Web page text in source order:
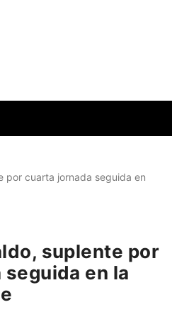
por cuarta jornada seguida en
suplente por
en la